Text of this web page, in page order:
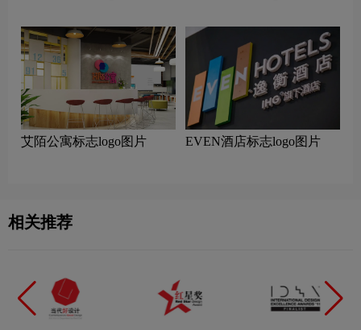
艾陌公寓标志logo图片 EVEN酒店标志logo图片
相关推荐